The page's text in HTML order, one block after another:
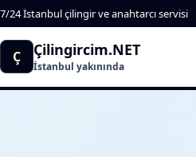
7/24 İstanbul çilingir ve anahtarcı servisi
Ç Çilingircim.NET
İstanbul yakınında